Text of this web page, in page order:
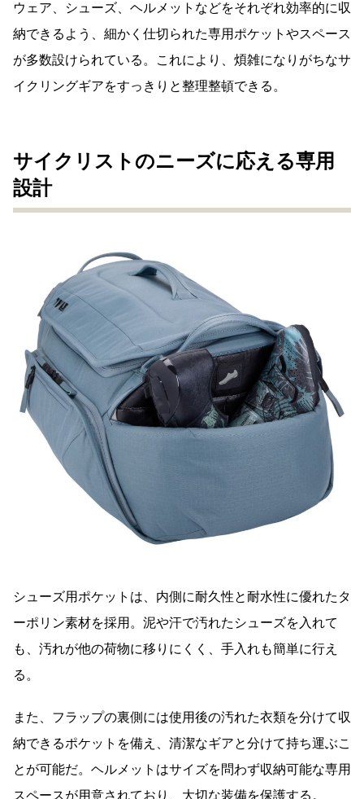
ウェア、シューズ、ヘルメットなどをそれぞれ効率的に収
納できるよう、細かく仕切られた専用ポケットやスペース
が多数設けられている。これにより、煩雑になりがちなサ
イクリングギアをすっきりと整理整頓できる。
サイクリストのニーズに応える専用
設計
シューズ用ポケットは、内側に耐久性と耐水性に優れたタ
ーポリン素材を採用。泥や汗で汚れたシューズを入れて
も、汚れが他の荷物に移りにくく、手入れも簡単に行え
る。
また、フラップの裏側には使用後の汚れた衣類を分けて収
納できるポケットを備え、清潔なギアと分けて持ち運ぶこ
とが可能だ。ヘルメットはサイズを問わず収納可能な専用
スペースが用意されており、大切な装備を保護する。